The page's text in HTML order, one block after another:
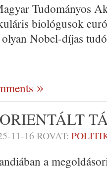
Tudományos
biológusok
olyan Nobel-díjas
11-16 ROVAT:
a